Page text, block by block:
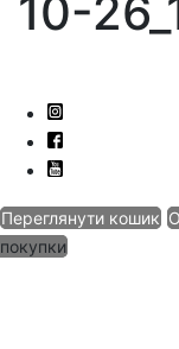
10-
Переглянути кошик
покупки